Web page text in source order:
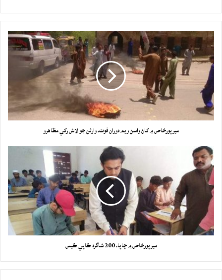
ميرپورخاص ۾ کاڻ واسڻ ويم دوران فوت، وارثن جو لاش رکي مظاهرو
ميرپورخاص ۾ ڇاپا، 200 شاگرد ڪاپي ڪيس